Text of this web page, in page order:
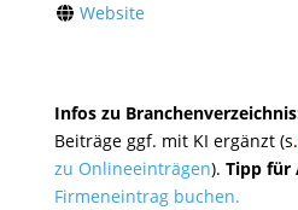
Website
Infos zu
Beiträge ggf. mit KI ergänzt (s.
zu Onlineeinträgen). Tipp für
Firmeneintrag buchen.